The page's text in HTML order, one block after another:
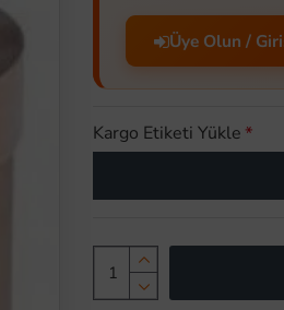
Üye Olun /
Kargo Etiketi Yükle